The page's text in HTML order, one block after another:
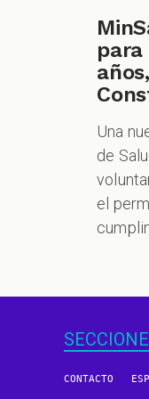
para
Una
de
el
CONTACTO